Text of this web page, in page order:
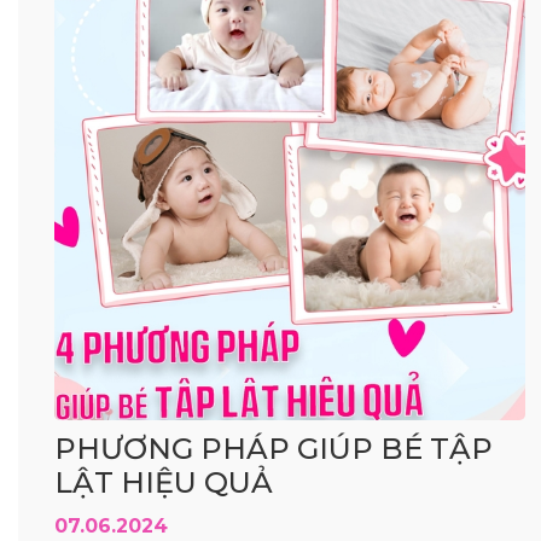
PHƯƠNG PHÁP GIÚP BÉ TẬP
LẬT HIỆU QUẢ
07.06.2024